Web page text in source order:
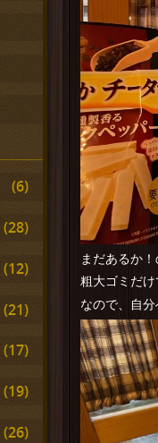
まだあるか
粗大ゴミだ
なので、自
(6)
(28)
(12)
(21)
(17)
(19)
(26)